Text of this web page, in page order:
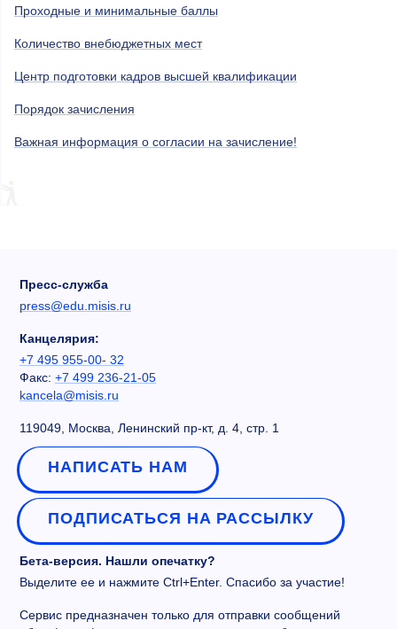
Проходные и минимальные баллы
Количество внебюджетных мест
Центр подготовки кадров высшей квалификации
Порядок зачисления
Важная информация о согласии на зачисление!
Пресс-служба
press@edu.misis.ru
Канцелярия:
+7 495 955-00- 32
Факс: +7 499 236-21-05
kancela@misis.ru
119049, Москва, Ленинский пр-кт, д. 4, стр. 1
НАПИСАТЬ НАМ
ПОДПИСАТЬСЯ НА РАССЫЛКУ
Бета-версия. Нашли опечатку?
Выделите ее и нажмите Ctrl+Enter. Спасибо за участие!
Сервис предназначен только для отправки сообщений